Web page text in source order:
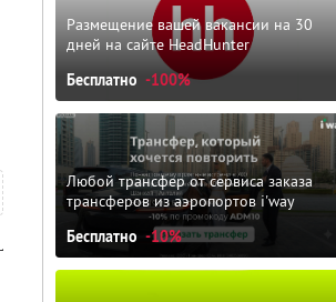
Размещение вашей вакансии на 30
дней на сайте HeadHunter
Бесплатно -100%
Любой трансфер от сервиса заказа
трансферов из аэропортов i'way
Бесплатно -10%